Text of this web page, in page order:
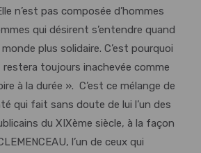
n’est pas composée d’hommes
qui désirent s’entendre quand
plus solidaire. C’est pourquoi
toujours inachevée comme
à la durée ». C’est ce mélange de
qui fait sans doute de lui l’un des
du XIXème siècle, à la façon
l’un de ceux qui